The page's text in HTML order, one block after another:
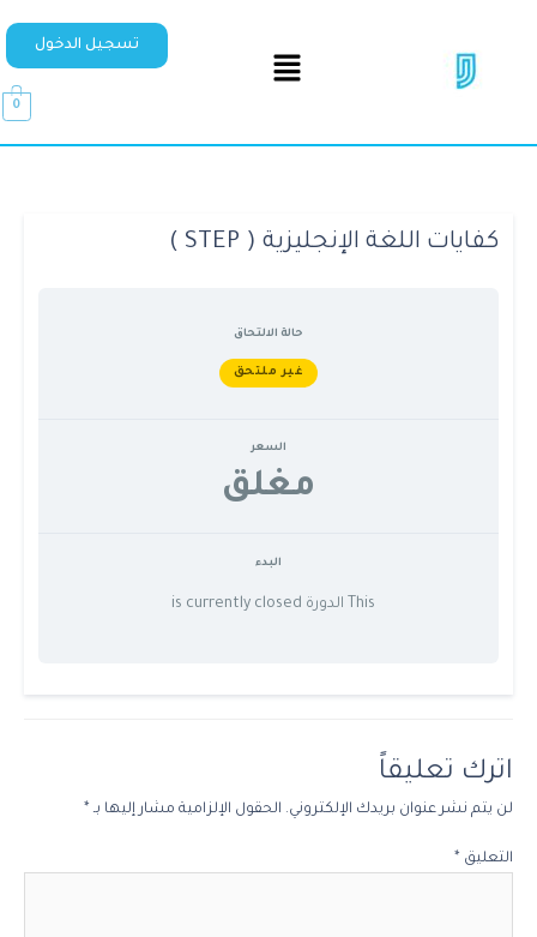
تسجيل الدخول
0
كفايات اللغة الإنجليزية ( STEP )
حالة الالتحاق
غير ملتحق
السعر
مغلق
البدء
This الدورة is currently closed
اترك تعليقاً
لن يتم نشر عنوان بريدك الإلكتروني. الحقول الإلزامية مشار إليها بـ *
التعليق *